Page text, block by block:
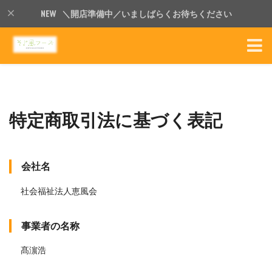
＼開店準備中／いましばらくお待ちください
特定商取引法に基づく表記
会社名
社会福祉法人恵風会
事業者の名称
髙濵浩